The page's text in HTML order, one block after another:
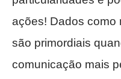
ações! Dados como
são primordiais
comunicação mais